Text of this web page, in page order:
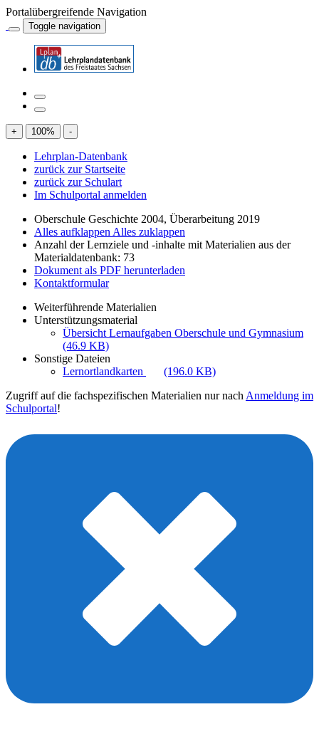
Portalübergreifende Navigation
Toggle navigation
+ 100% -
Lehrplan-Datenbank
zurück zur Startseite
zurück zur Schulart
Im Schulportal anmelden
Oberschule Geschichte 2004, Überarbeitung 2019
Alles aufklappen Alles zuklappen
Anzahl der Lernziele und -inhalte mit Materialien aus der
Materialdatenbank: 73
Dokument als PDF herunterladen
Kontaktformular
Weiterführende Materialien
Unterstützungsmaterial
Übersicht Lernaufgaben Oberschule und Gymnasium
(46.9 KB)
Sonstige Dateien
Lernortlandkarten
(196.0 KB)
Zugriff auf die fachspezifischen Materialien nur nach Anmeldung im
Schulportal!